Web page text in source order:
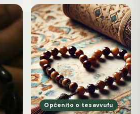
Općenito o tesavvufu